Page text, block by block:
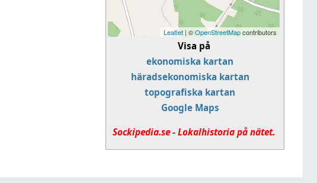
Leaflet | ©OpenStreetMapcontributors
Visa på
ekonomiska kartan
häradsekonomiska kartan
topografiska kartan
Google Maps
Sockipedia.se - Lokalhistoria på nätet.